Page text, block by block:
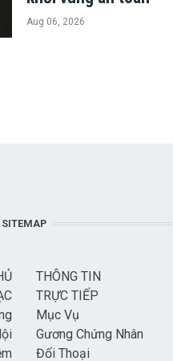
Aug 06, 2026
SITEMAP
THÔNG TIN
TRỰC TIẾP
Mục Vụ
Gương Chứng Nhân
Đối Thoại